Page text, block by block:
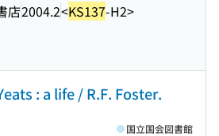
店2004.2<KS137-H2>
: a life / R.F. Foster.
国立国会図書館